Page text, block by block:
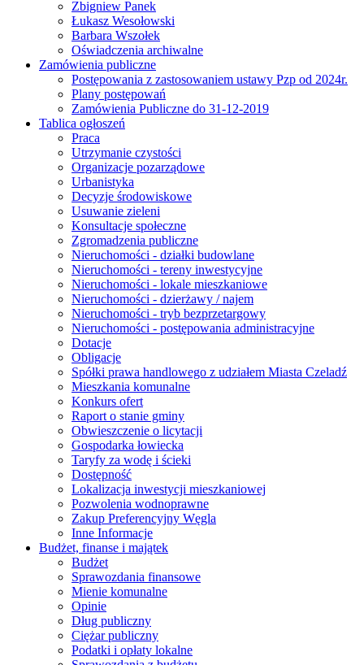
Zbigniew Panek
Łukasz Wesołowski
Barbara Wszołek
Oświadczenia archiwalne
Zamówienia publiczne
Postępowania z zastosowaniem ustawy Pzp od 2024r.
Plany postępowań
Zamówienia Publiczne do 31-12-2019
Tablica ogłoszeń
Praca
Utrzymanie czystości
Organizacje pozarządowe
Urbanistyka
Decyzje środowiskowe
Usuwanie zieleni
Konsultacje społeczne
Zgromadzenia publiczne
Nieruchomości - działki budowlane
Nieruchomości - tereny inwestycyjne
Nieruchomości - lokale mieszkaniowe
Nieruchomości - dzierżawy / najem
Nieruchomości - tryb bezprzetargowy
Nieruchomości - postępowania administracyjne
Dotacje
Obligacje
Spółki prawa handlowego z udziałem Miasta Czeladź
Mieszkania komunalne
Konkurs ofert
Raport o stanie gminy
Obwieszczenie o licytacji
Gospodarka łowiecka
Taryfy za wodę i ścieki
Dostępność
Lokalizacja inwestycji mieszkaniowej
Pozwolenia wodnoprawne
Zakup Preferencyjny Węgla
Inne Informacje
Budżet, finanse i majątek
Budżet
Sprawozdania finansowe
Mienie komunalne
Opinie
Dług publiczny
Ciężar publiczny
Podatki i opłaty lokalne